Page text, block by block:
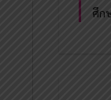
ศึก